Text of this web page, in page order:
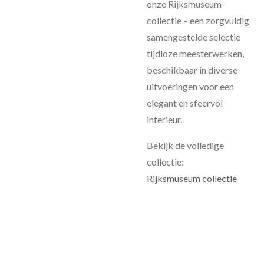
onze Rijksmuseum-
collectie – een zorgvuldig
samengestelde selectie
tijdloze meesterwerken,
beschikbaar in diverse
uitvoeringen voor een
elegant en sfeervol
interieur.
Bekijk de volledige
collectie:
Rijksmuseum collectie